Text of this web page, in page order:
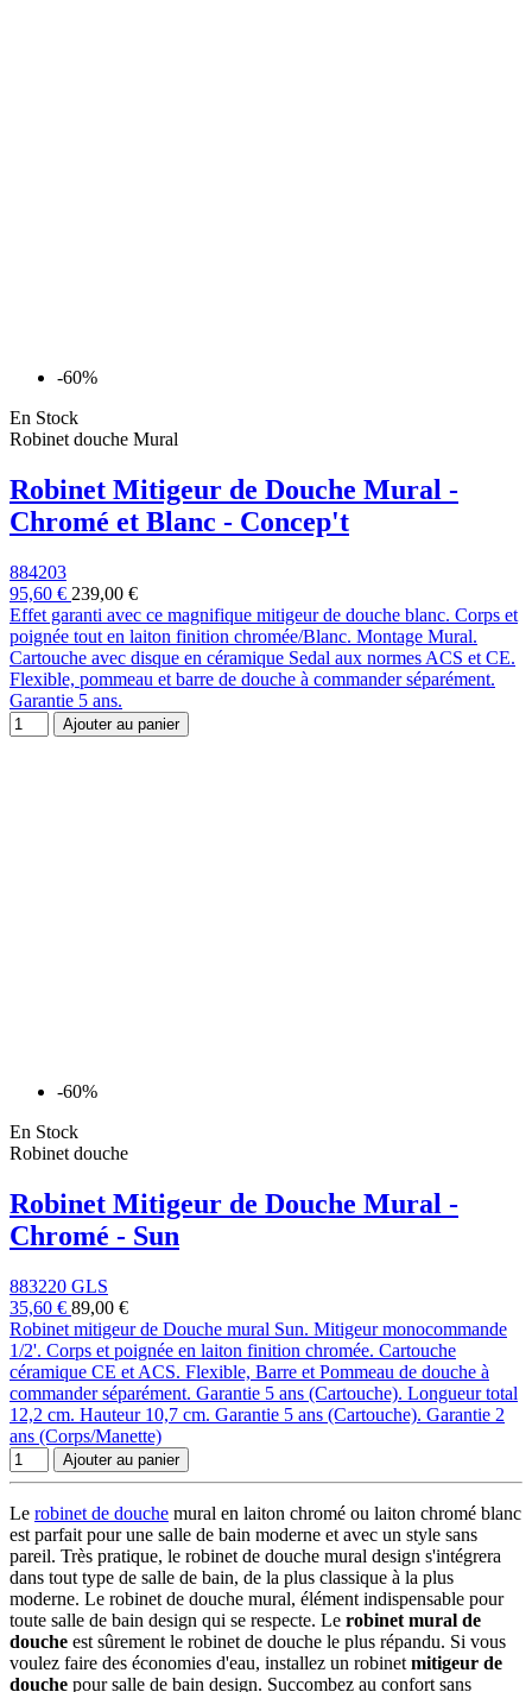
-60%
En Stock
Robinet douche Mural
Robinet Mitigeur de Douche Mural -
Chromé et Blanc - Concep't
884203
95,60 € 239,00 €
Effet garanti avec ce magnifique mitigeur de douche blanc. Corps et
poignée tout en laiton finition chromée/Blanc. Montage Mural.
Cartouche avec disque en céramique Sedal aux normes ACS et CE.
Flexible, pommeau et barre de douche à commander séparément.
Garantie 5 ans.
Ajouter au panier
-60%
En Stock
Robinet douche
Robinet Mitigeur de Douche Mural -
Chromé - Sun
883220 GLS
35,60 € 89,00 €
Robinet mitigeur de Douche mural Sun. Mitigeur monocommande
1/2'. Corps et poignée en laiton finition chromée. Cartouche
céramique CE et ACS. Flexible, Barre et Pommeau de douche à
commander séparément. Garantie 5 ans (Cartouche). Longueur total
12,2 cm. Hauteur 10,7 cm. Garantie 5 ans (Cartouche). Garantie 2
ans (Corps/Manette)
Ajouter au panier
Le robinet de douche mural en laiton chromé ou laiton chromé blanc
est parfait pour une salle de bain moderne et avec un style sans
pareil. Très pratique, le robinet de douche mural design s'intégrera
dans tout type de salle de bain, de la plus classique à la plus
moderne. Le robinet de douche mural, élément indispensable pour
toute salle de bain design qui se respecte. Le robinet mural de
douche est sûrement le robinet de douche le plus répandu. Si vous
voulez faire des économies d'eau, installez un robinet mitigeur de
douche pour salle de bain design. Succombez au confort sans